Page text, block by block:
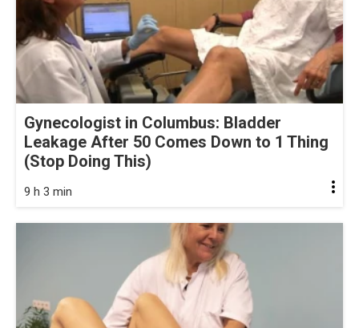
Gynecologist in Columbus: Bladder
Leakage After 50 Comes Down to 1 Thing
(Stop Doing This)
9 h 3 min